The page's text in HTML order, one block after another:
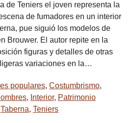
de Teniers el joven representa la
de fumadores en un interior
pue siguió los modelos de
Brouwer. El autor repite en la
figuras y detalles de otras
variaciones en la…
populares, Costumbrismo,
, Interior, Patrimonio
Taberna, Teniers